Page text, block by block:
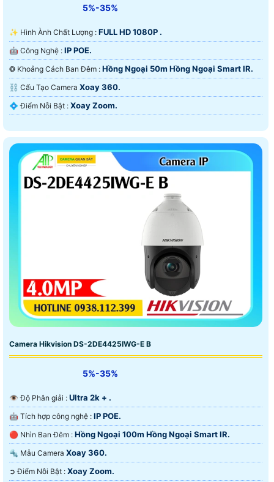
5%-35%
✨ Hình Ành Chất Lượng : FULL HD 1080P .
🤖️ Công Nghệ : IP POE.
❂ Khoảng Cách Ban Đêm : Hồng Ngoại 50m Hồng Ngoại Smart IR.
⛓ Cấu Tạo Camera Xoay 360.
️💠 Điểm Nỗi Bật : Xoay Zoom.
Camera Hikvision DS-2DE4425IWG-E B
5%-35%
👁 Độ Phân giải : Ultra 2k + .
🤖️ Tích hợp công nghệ : IP POE.
🔴 Nhìn Ban Đêm : Hồng Ngoại 100m Hồng Ngoại Smart IR.
🔩 Mẫu Camera Xoay 360.
️➲ Điểm Nỗi Bật : Xoay Zoom.